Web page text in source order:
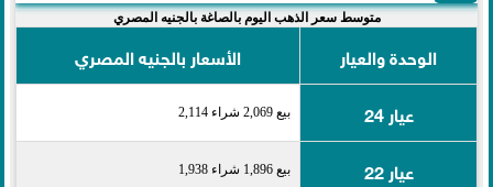
متوسط سعر الذهب اليوم بالصاغة بالجنيه المصري
الوحدة والعيار
الأسعار بالجنيه المصري
عيار 24
بيع 2,069 شراء 2,114
عيار 22 بيع 1,896 شراء 1,938